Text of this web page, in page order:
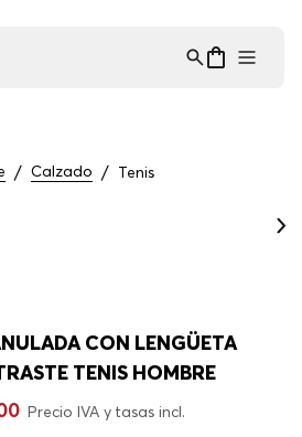
Calzado Tenis
CON LENGÜETA
TENIS HOMBRE
Precio IVA y tasas incl.
⋮